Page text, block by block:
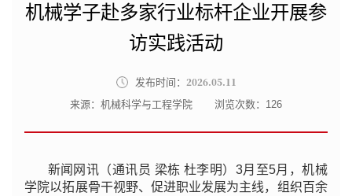
机械学子赴多家行业标杆企业开展参
访实践活动
发布时间： 2026.05.11
来源：机械科学与工程学院 浏览次数： 126
新闻网讯（通讯员 梁栋 杜李明）3月至5月，机械
学院以拓展骨干视野、促进职业发展为主线，组织百余